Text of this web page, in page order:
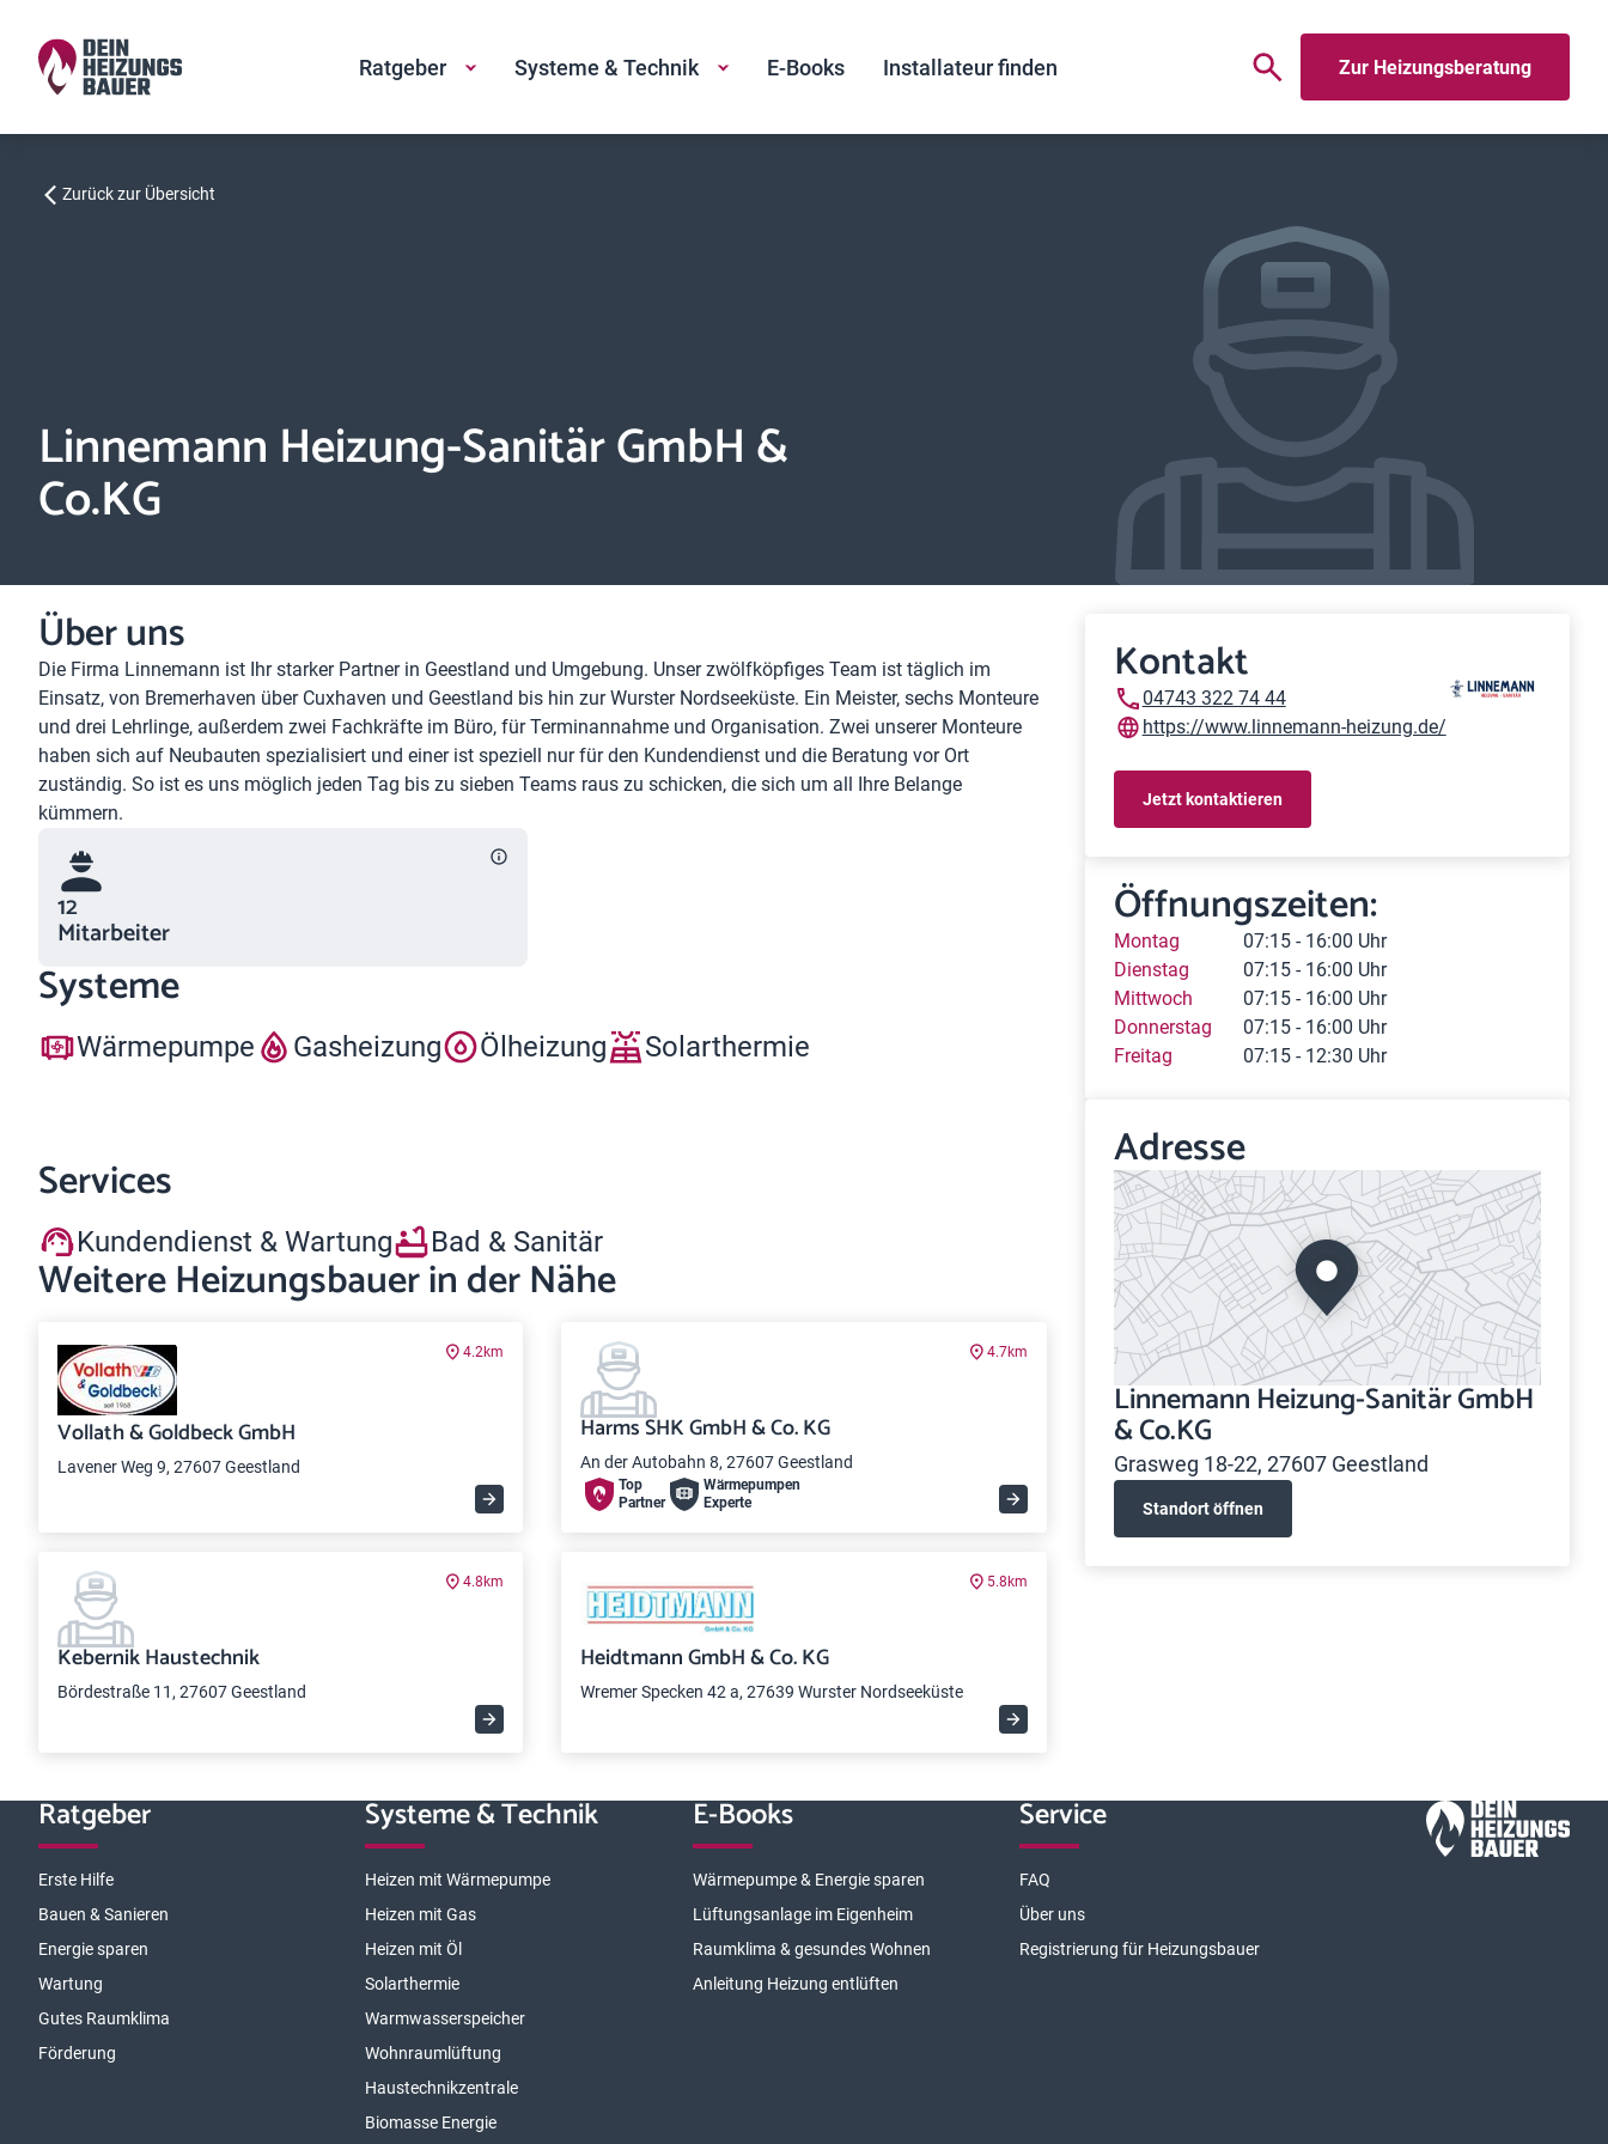
Ratgeber Systeme & Technik E-Books Installateur finden Zur Heizungsberatung
Zurück zur Übersicht
Linnemann Heizung-Sanitär GmbH &
Co.KG
Über uns
Die Firma Linnemann ist Ihr starker Partner in Geestland und Umgebung. Unser zwölfköpfiges Team ist täglich im
Einsatz, von Bremerhaven über Cuxhaven und Geestland bis hin zur Wurster Nordseeküste. Ein Meister, sechs Monteure
und drei Lehrlinge, außerdem zwei Fachkräfte im Büro, für Terminannahme und Organisation. Zwei unserer Monteure
haben sich auf Neubauten spezialisiert und einer ist speziell nur für den Kundendienst und die Beratung vor Ort
zuständig. So ist es uns möglich jeden Tag bis zu sieben Teams raus zu schicken, die sich um all Ihre Belange
kümmern.
12
Mitarbeiter
Systeme
Wärmepumpe Gasheizung Ölheizung Solarthermie
Services
Kundendienst & Wartung Bad & Sanitär
Weitere Heizungsbauer in der Nähe
4.2km
Vollath & Goldbeck GmbH
Lavener Weg 9, 27607 Geestland
4.7km
Harms SHK GmbH & Co. KG
An der Autobahn 8, 27607 Geestland
Top
Partner
Wärme­pumpen
Experte
4.8km
Kebernik Haustechnik
Bördestraße 11, 27607 Geestland
5.8km
Heidtmann GmbH & Co. KG
Wremer Specken 42 a, 27639 Wurster Nordseeküste
Kontakt
04743 322 74 44
https://www.linnemann-heizung.de/
Jetzt kontaktieren
Öffnungszeiten:
Montag
07:15 - 16:00 Uhr
Dienstag
07:15 - 16:00 Uhr
Mittwoch
07:15 - 16:00 Uhr
Donnerstag
07:15 - 16:00 Uhr
Freitag
07:15 - 12:30 Uhr
Adresse
Linnemann Heizung-Sanitär GmbH
& Co.KG
Grasweg 18-22, 27607 Geestland
Standort öffnen
Ratgeber
Erste Hilfe
Bauen & Sanieren
Energie sparen
Wartung
Gutes Raumklima
Förderung
Systeme & Technik
Heizen mit Wärmepumpe
Heizen mit Gas
Heizen mit Öl
Solarthermie
Warmwasserspeicher
Wohnraumlüftung
Haustechnikzentrale
Biomasse Energie
E-Books
Wärmepumpe & Energie sparen
Lüftungsanlage im Eigenheim
Raumklima & gesundes Wohnen
Anleitung Heizung entlüften
Service
FAQ
Über uns
Registrierung für Heizungsbauer